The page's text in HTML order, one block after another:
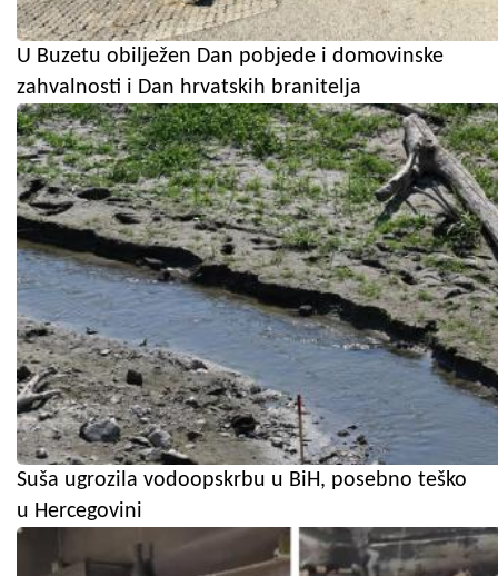
U Buzetu obilježen Dan pobjede i domovinske
zahvalnosti i Dan hrvatskih branitelja
Suša ugrozila vodoopskrbu u BiH, posebno teško
u Hercegovini